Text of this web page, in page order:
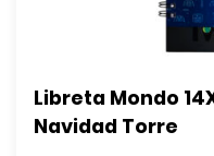
Libreta Mondo
Navidad Torre